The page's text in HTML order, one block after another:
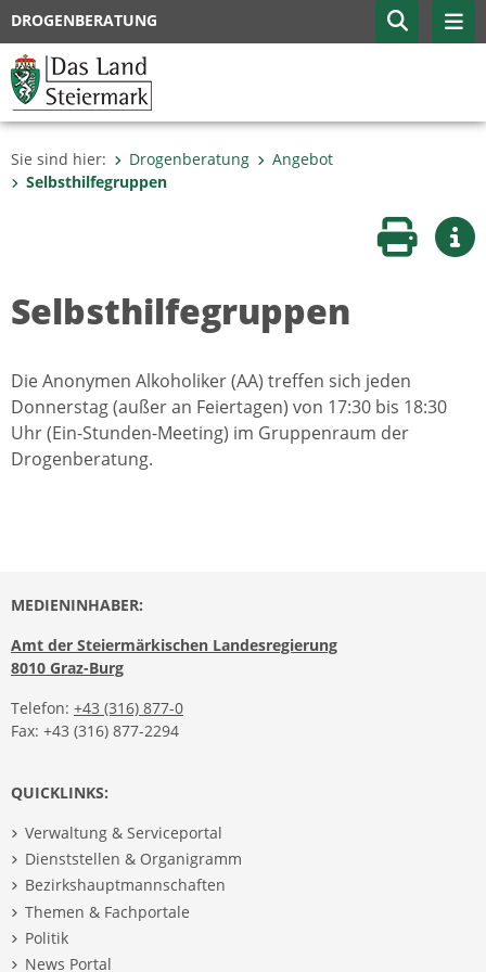
DROGENBERATUNG
Sie sind hier: Drogenberatung
Angebot
Selbsthilfegruppen
Seite
Selbsthilfegruppen
Die Anonymen Alkoholiker (AA) treffen sich jeden
Donnerstag (außer an Feiertagen) von 17:30 bis 18:30
Uhr (Ein-Stunden-Meeting) im Gruppenraum der
Drogenberatung.
MEDIENINHABER:
Amt der Steiermärkischen Landesregierung
8010 Graz-Burg
Telefon: +43 (316) 877-0
Fax: +43 (316) 877-2294
QUICKLINKS:
Verwaltung & Serviceportal
Dienststellen & Organigramm
Bezirkshauptmannschaften
Themen & Fachportale
Politik
News Portal